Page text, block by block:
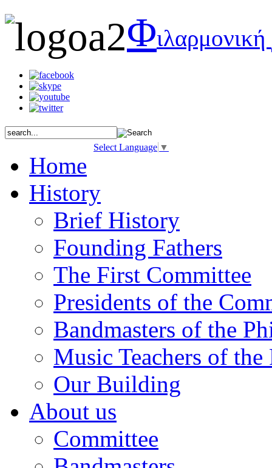
Φιλαρμονική
Select Language ▼
Home
History
Brief History
Founding Fathers
The First Committee
Presidents of the
Bandmasters of the
Music Teachers of
Our Building
About us
Committee